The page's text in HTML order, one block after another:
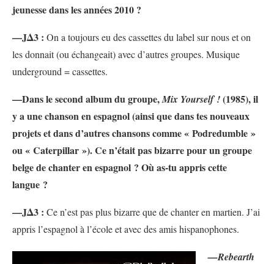
jeunesse dans les années 2010 ?
—JΔ3 : On a toujours eu des cassettes du label sur nous et on
les donnait (ou échangeait) avec d’autres groupes. Musique
underground = cassettes.
—Dans le second album du groupe,Mix Yourself !(1985), il
y a une chanson en espagnol (ainsi que dans tes nouveaux
projets et dans d’autres chansons comme « Podredumble »
ou « Caterpillar »). Ce n’était pas bizarre pour un groupe
belge de chanter en espagnol ? Où as-tu appris cette
langue ?
—JΔ3 : Ce n’est pas plus bizarre que de chanter en martien. J’ai
appris l’espagnol à l’école et avec des amis hispanophones.
—Rebearth